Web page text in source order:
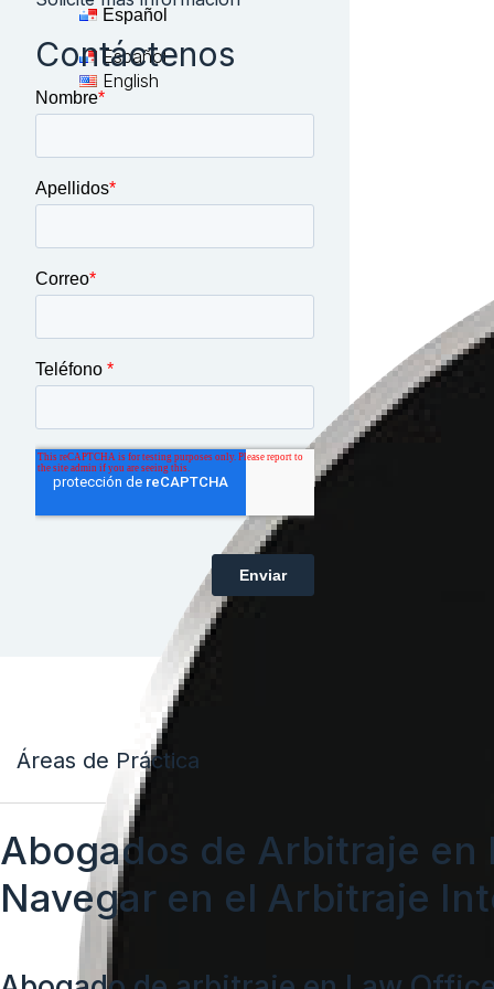
Español
Español
English
Contáctenos
Áreas de Práctica
Abogados de Arbitraje en
Navegar en el Arbitraje